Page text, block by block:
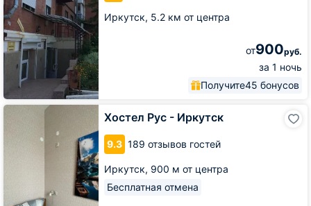
Иркутск, 5.2 км от центра
от900руб.
за 1 ночь
Получите45 бонусов
Хостел Рус - Иркутск
9.3 189 отзывов гостей
Иркутск, 900 м от центра
Бесплатная отмена
Хостел